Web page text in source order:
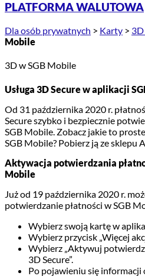
PLATFORMA WALUTOWA
Dla osób prywatnych > Karty > 3D
Mobile
3D w SGB Mobile
Usługa 3D Secure w aplikacji
Od 31 października 2020 r.
Secure szybko i bezpiecznie
SGB Mobile. Zobacz jakie to
SGB Mobile? Pobierz ją ze sklepu
Aktywacja potwierdzania
Mobile
Już od 19 października 2020 r.
potwierdzanie płatności w SGB
Wybierz swoją kartę w
Wybierz przycisk „Więcej
Wybierz „Aktywuj
3D Secure”.
Po pojawieniu się